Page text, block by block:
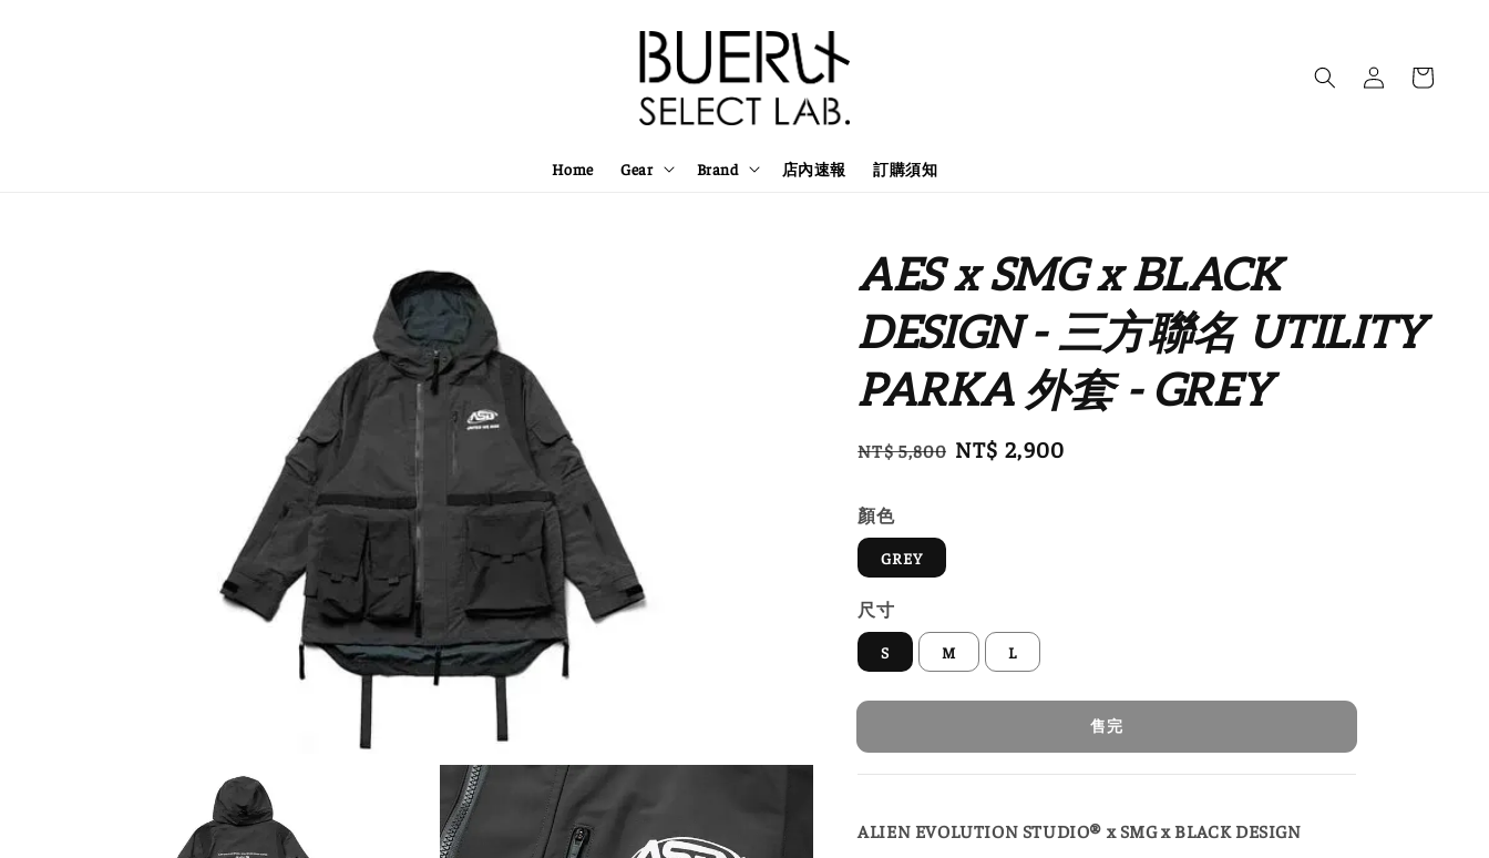
Home Gear Brand 店內速報 訂購須知
AES x SMG x BLACK
DESIGN - 三方聯名 UTILITY
PARKA 外套 - GREY
Regular
NT$ 5,800 Sale
NT$ 2,900
顏色
GREY
尺寸
S M L
售完
ALIEN EVOLUTION STUDIO® x SMG x BLACK DESIGN